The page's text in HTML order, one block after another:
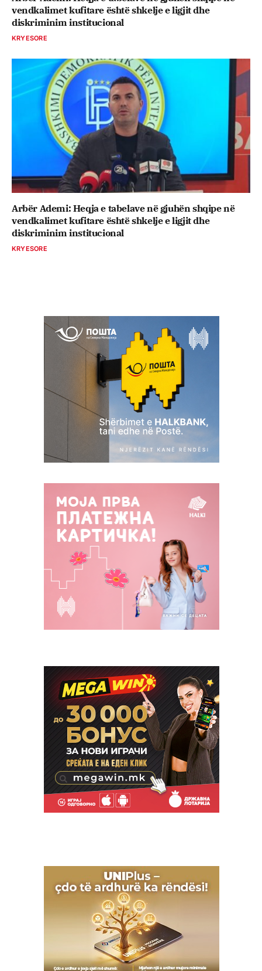
vendkalimet kufitare është shkelje e ligjit dhe
diskriminim institucional
KRYESORE
Arbër Ademi: Heqja e tabelave në gjuhën shqipe në
vendkalimet kufitare është shkelje e ligjit dhe
diskriminim institucional
KRYESORE